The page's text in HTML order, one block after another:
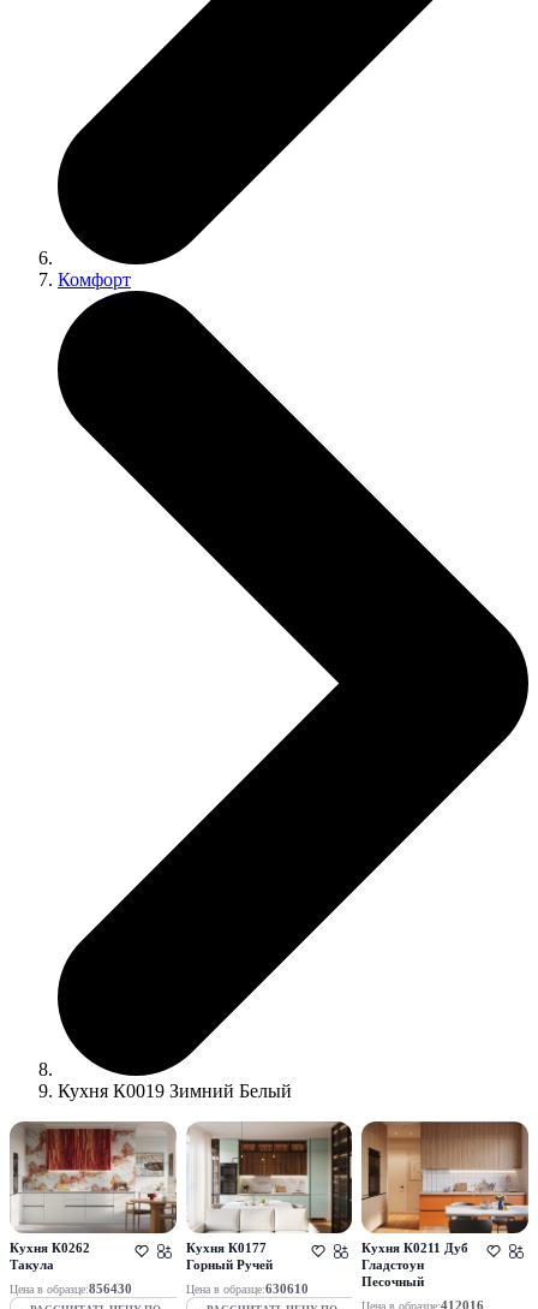
Комфорт
Кухня К0019 Зимний Белый
Кухня К0262
Такула
Цена в образце:856430
Кухня К0177
Горный Ручей
Цена в образце:630610
Кухня К0211 Дуб
Гладстоун
Песочный
Цена в образце:412016